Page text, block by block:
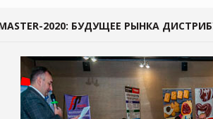
2020: БУДУЩЕЕ РЫНКА